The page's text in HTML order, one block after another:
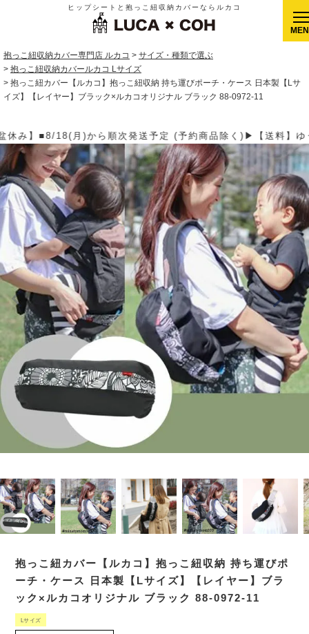
ヒップシートと抱っこ紐収納カバーならルカコ
抱っこ紐収納カバー専門店 ルカコ
サイズ・種類で選ぶ
抱っこ紐収納カバールカコ Lサイズ
抱っこ紐カバー【ルカコ】抱っこ紐収納 持ち運びポーチ・ケース 日本製【Lサ
イズ】【レイヤー】ブラック×ルカコオリジナル ブラック 88-0972-11
送料】ゆうパケット400円(全国一律)、ゆうパック900円(
抱っこ紐カバー【ルカコ】抱っこ紐収納 持ち運びポ
ーチ・ケース 日本製【Lサイズ】【レイヤー】ブラ
ック×ルカコオリジナル ブラック 88-0972-11
Lサイズ